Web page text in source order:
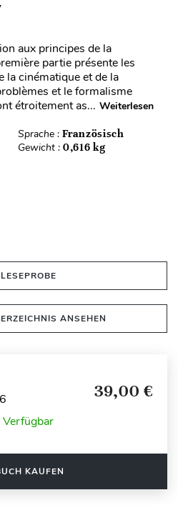
aux principes de la
partie présente les
la cinématique et de la
et le formalisme
étroitement as... Weiterlesen
Sprache : Französisch
Gewicht : 0,616 kg
LESEPROBE
ANSEHEN
39,00 €
Verfügbar
KAUFEN